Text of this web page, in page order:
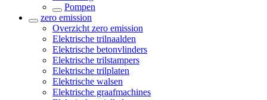
Pompen
zero emission
Overzicht zero emission
Elektrische trilnaalden
Elektrische betonvlinders
Elektrische trilstampers
Elektrische trilplaten
Elektrische walsen
Elektrische graafmachines